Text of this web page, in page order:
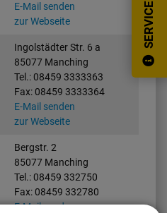
SERVICE
E-Mail senden
zur Webseite
Ingolstädter Str. 6 a
85077 Manching
Tel.: 08459 3333363
Fax: 08459 3333364
E-Mail senden
zur Webseite
Bergstr. 2
85077 Manching
Tel.: 08459 332750
Fax: 08459 332780
E-Mail senden